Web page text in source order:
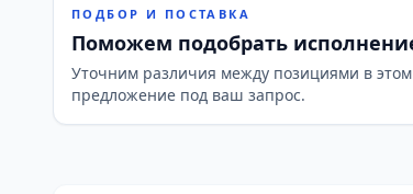
ПОДБОР И ПОСТАВКА
Поможем подобрать
Уточним различия между позициями в
предложение под ваш запрос.